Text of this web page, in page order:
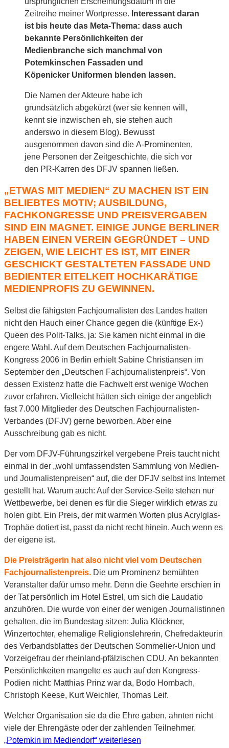
Zeitreihe meiner Wortpresse. Interessant daran
ist bis heute das Meta-Thema: dass auch
bekannte Persönlichkeiten der
Medienbranche sich manchmal von
Potemkinschen Fassaden und
Köpenicker Uniformen blenden lassen.
Die Namen der Akteure habe ich
grundsätzlich abgekürzt (wer sie kennen will,
kennt sie inzwischen eh, sie stehen auch
anderswo in diesem Blog). Bewusst
ausgenommen davon sind die A-Prominenten,
jene Personen der Zeitgeschichte, die sich vor
den PR-Karren des DFJV spannen ließen.
„ETWAS MIT MEDIEN“ ZU MACHEN IST EIN
BELIEBTES MOTIV; AUSBILDUNG,
FACHKONGRESSE UND PREISVERGABEN
SIND EIN MAGNET. EINIGE JUNGE BERLINER
HABEN EINEN VEREIN GEGRÜNDET – UND
ZEIGEN, WIE LEICHT ES IST, MIT EINER
GESCHICKT GESTALTETEN FASSADE UND
BEDIENTER EITELKEIT HOCHKARÄTIGE
MEDIENPROFIS ZU GEWINNEN.
Selbst die fähigsten Fachjournalisten des Landes hatten
nicht den Hauch einer Chance gegen die (künftige Ex-)
Queen des Polit-Talks, ja: Sie kamen nicht einmal in die
engere Wahl. Auf dem Deutschen Fachjournalisten-
Kongress 2006 in Berlin erhielt Sabine Christiansen im
September den „Deutschen Fachjournalistenpreis“. Von
dessen Existenz hatte die Fachwelt erst wenige Wochen
zuvor erfahren. Vielleicht hätten sich einige der angeblich
fast 7.000 Mitglieder des Deutschen Fachjournalisten-
Verbandes (DFJV) gerne beworben. Aber eine
Ausschreibung gab es nicht.
Der vom DFJV-Führungszirkel vergebene Preis taucht nicht
einmal in der „wohl umfassendsten Sammlung von Medien-
und Journalistenpreisen“ auf, die der DFJV selbst ins Internet
gestellt hat. Warum auch: Auf der Service-Seite stehen nur
Wettbewerbe, bei denen es für die Sieger wirklich etwas zu
holen gibt. Ein Preis, der mit warmen Worten plus Acrylglas-
Trophäe dotiert ist, passt da nicht recht hinein. Auch wenn es
der eigene ist.
Die Preisträgerin hat also nicht viel vom Deutschen
Fachjournalistenpreis. Die um Prominenz bemühten
Veranstalter dafür umso mehr. Denn die Geehrte erschien in
der Tat persönlich im Hotel Estrel, um sich die Laudatio
anzuhören. Die wurde von einer der wenigen Journalistinnen
gehalten, die im Bundestag sitzen: Julia Klöckner,
Winzertochter, ehemalige Religionslehrerin, Chefredakteurin
des Verbandsblattes der Deutschen Sommelier-Union und
Vorzeigefrau der rheinland-pfälzischen CDU. An bekannten
Persönlichkeiten mangelte es auch auf den Kongress-
Podien nicht: Matthias Prinz war da, Bodo Hombach,
Christoph Keese, Kurt Weichler, Thomas Leif.
Welcher Organisation sie da die Ehre gaben, ahnten nicht
viele der Ehrengäste oder der zahlenden Teilnehmer.
„Potemkin im Mediendorf“ weiterlesen